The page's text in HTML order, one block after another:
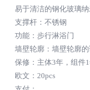
易于清洁的钢化玻璃纳
支撑杆：不锈钢
功能：步行淋浴门
墙壁轮廓：墙壁轮廓
保修：主体3年，组件1
欧文：20pcs